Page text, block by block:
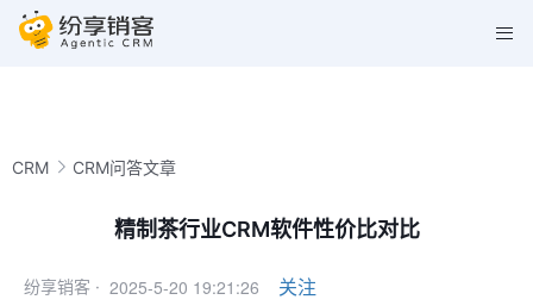
CRM CRM问答文章
精制茶行业CRM软件性价比对比
纷享销客 · 2025-5-20 19:21:26 关注